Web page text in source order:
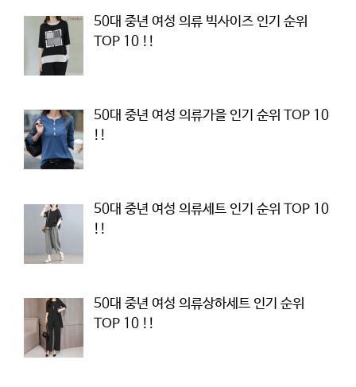
50대 중년 여성 의류 빅사이즈 인기 순위
TOP 10 !!
50대 중년 여성 의류가을 인기 순위 TOP 10
!!
50대 중년 여성 의류세트 인기 순위 TOP 10
!!
50대 중년 여성 의류상하세트 인기 순위
TOP 10 !!